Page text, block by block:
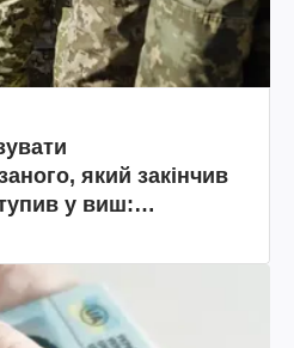
який закінчив
у виш: